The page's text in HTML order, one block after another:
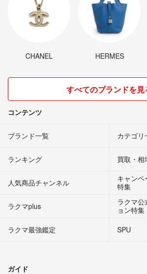
CHANEL HERMES
すべてのブランドを見
コンテンツ
ブランド一覧 カテゴリ
ランキング 買取・相
人気商品チャンネル
キャンペ
特集
ラクマplus
ラクマ公
ョン特集
ラクマ最強鑑定
SPU
ガイド